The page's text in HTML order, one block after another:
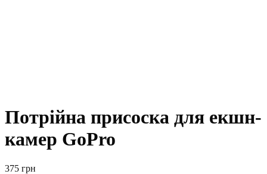
Потрійна присоска для екшн-
камер GoPro
375 грн